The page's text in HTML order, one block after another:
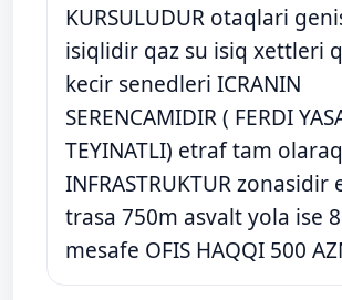
KURSULUDUR otaqlari
isiqlidir qaz su isiq xettleri
kecir senedleri ICRANIN
SERENCAMIDIR ( FERDI
TEYINATLI) etraf tam olaraq
INFRASTRUKTUR zonasidir
trasa 750m asvalt yola ise
mesafe OFIS HAQQI 500